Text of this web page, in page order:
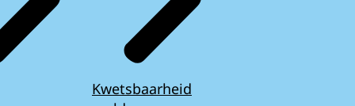
Kwetsbaarheid